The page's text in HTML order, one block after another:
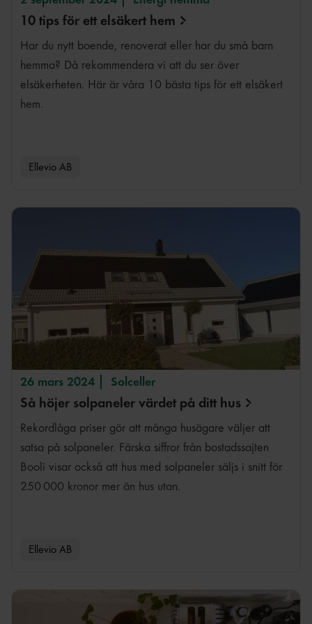
10 tips för ett elsäkert hem
Har du nytt boende, renoverat eller har du små barn
hemma? Då rekommendera vi att du ser över
elsäkerheten. Här är våra 10 bästa tips för ett elsäkert
hem.
Ellevio AB
26 mars 2024 Solceller
Så höjer solpaneler värdet på ditt hus
Rekordlåga priser gör att många husägare väljer att
satsa på solpaneler. Färska siffror från bostadssajten
Booli visar också att hus med solpaneler säljs i snitt för
250 000 kronor mer än hus utan.
Ellevio AB